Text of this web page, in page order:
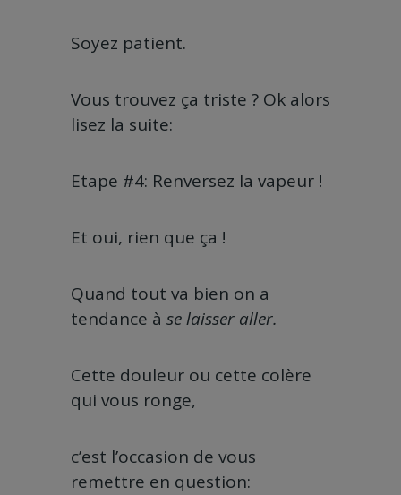
Soyez patient.
Vous trouvez ça triste ? Ok alors
lisez la suite:
Etape #4: Renversez la vapeur !
Et oui, rien que ça !
Quand tout va bien on a
tendance à se laisser aller.
Cette douleur ou cette colère
qui vous ronge,
c’est l’occasion de vous
remettre en question: